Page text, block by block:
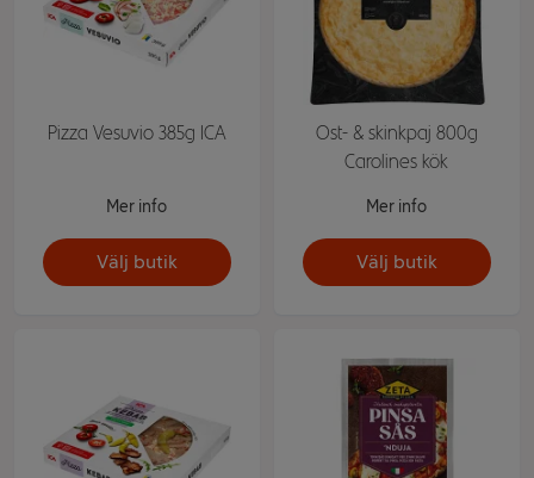
Pizza Vesuvio 385g ICA
Mer info
Välj butik
Ost- & skinkpaj 800g
Carolines kök
Mer info
Välj butik